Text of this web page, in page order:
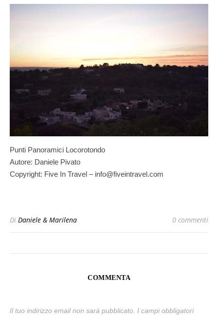
Punti Panoramici Locorotondo
Autore: Daniele Pivato
Copyright: Five In Travel – info@fiveintravel.com
Di Daniele & Marilena 0 commenti
COMMENTA
Il tuo indirizzo email non sarà pubblicato. I campi obbligatori